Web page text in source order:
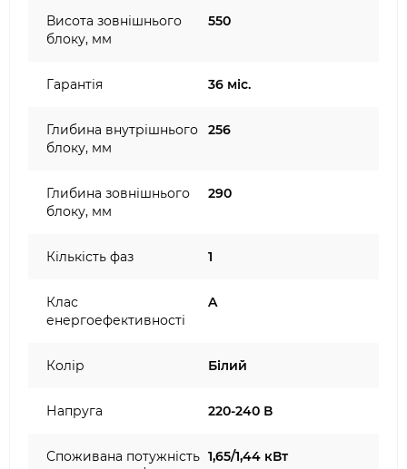
Висота зовнішнього
блоку, мм
550
Гарантія 36 міс.
Глибина внутрішнього
блоку, мм
256
Глибина зовнішнього
блоку, мм
290
Кількість фаз 1
Клас
енергоефективності
A
Колір Білий
Напруга 220-240 В
Споживана потужність 1,65/1,44 кВт